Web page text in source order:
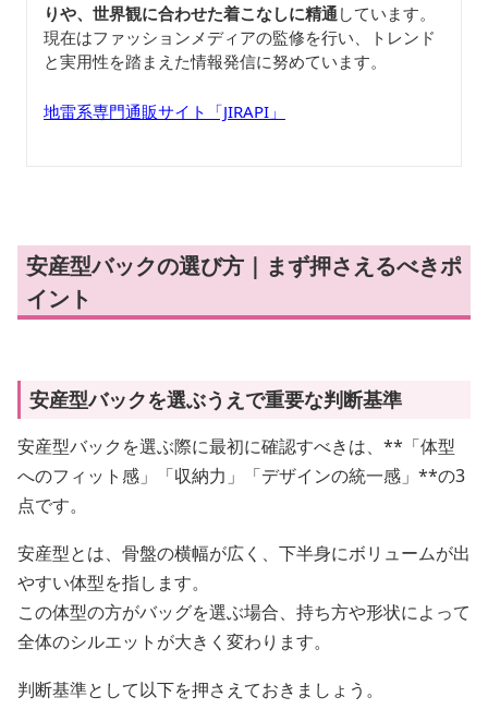
りや、世界観に合わせた着こなしに精通 しています。
現在はファッションメディアの監修を行い、トレンド
と実用性を踏まえた情報発信に努めています。
地雷系専門通販サイト「JIRAPI」
安産型バックの選び方｜まず押さえるべきポ
イント
安産型バックを選ぶうえで重要な判断基準
安産型バックを選ぶ際に最初に確認すべきは、**「体型
へのフィット感」「収納力」「デザインの統一感」**の3
点です。
安産型とは、骨盤の横幅が広く、下半身にボリュームが出
やすい体型を指します。
この体型の方がバッグを選ぶ場合、持ち方や形状によって
全体のシルエットが大きく変わります。
判断基準として以下を押さえておきましょう。